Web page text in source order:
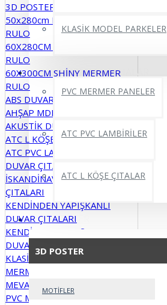
KLASİK MODEL PARKELER
PVC MERMER LEVHALAR
PVC MERMER PANELER
ATC PVC LAMBİRİLER
ATC L KÖŞE ÇITALAR
3D POSTER
3D POSTER
MOTİFLER
3D POSTER
50x280cm PUFFY YAPIŞKANLI
RULO
60X280CM SXP YAPIŞKANLI
RULO
60X300CM SHİNY MERMER
RULO
ABS DUVAR PANELİ
AHŞAP MDF DUVAR PANELLERİ
AKUSTİK DUVAR PANELLERİ
ATC L KÖŞE ÇITALAR
ATC PVC LAMBİRİLER
DUVAR ÇITALARI
İSKANDİNAV DUVAR PANELİ VE
ÇITALARI
KENDİNDEN YAPIŞKANLI
DUVAR ÇITALARI
KENDİNDEN YAPIŞKANLI
DUVAR PANELLERİ
KLASİK PARKE MODELLER
MERMER DESENLİ PARKELER
MEVA YAPIŞKANLI MODELLER
PVC MERMER PANELLER